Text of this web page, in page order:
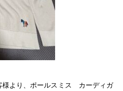
様より、ポールスミス カーディガ